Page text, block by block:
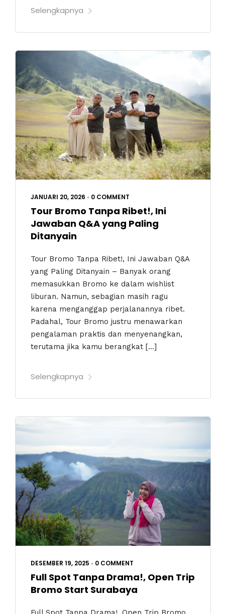
Selengkapnya
JANUARI 20, 2026 • 0 COMMENT
Tour Bromo Tanpa Ribet!, Ini
Jawaban Q&A yang Paling
Ditanyain
Tour Bromo Tanpa Ribet!, Ini Jawaban Q&A
yang Paling Ditanyain – Banyak orang
memasukkan Bromo ke dalam wishlist
liburan. Namun, sebagian masih ragu
karena menganggap perjalanannya ribet.
Padahal, Tour Bromo justru menawarkan
pengalaman praktis dan menyenangkan,
terutama jika kamu berangkat […]
Selengkapnya
DESEMBER 19, 2025 • 0 COMMENT
Full Spot Tanpa Drama!, Open Trip
Bromo Start Surabaya